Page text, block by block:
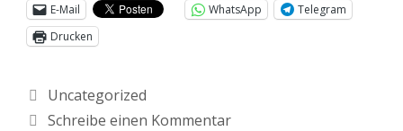
E-Mail
WhatsApp
Telegram
Drucken
Uncategorized
Schreibe einen Kommentar